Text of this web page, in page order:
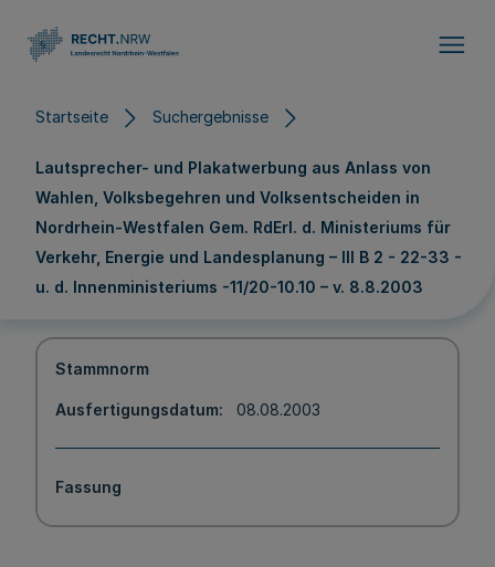
Startseite Suchergebnisse
Lautsprecher- und Plakatwerbung aus Anlass von
Wahlen, Volksbegehren und Volksentscheiden in
Nordrhein-Westfalen Gem. RdErl. d. Ministeriums für
Verkehr, Energie und Landesplanung – III B 2 - 22-33 -
u. d. Innenministeriums -11/20-10.10 – v. 8.8.2003
Stammnorm
Ausfertigungsdatum 08.08.2003
Fassung